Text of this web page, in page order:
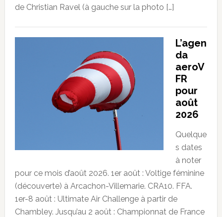
de Christian Ravel (à gauche sur la photo […]
L’agen
da
aeroV
FR
pour
août
2026
Quelque
s dates
à noter
pour ce mois d’août 2026. 1er août : Voltige féminine
(découverte) à Arcachon-Villemarie. CRA10. FFA.
1er-8 août : Ultimate Air Challenge à partir de
Chambley. Jusqu’au 2 août : Championnat de France